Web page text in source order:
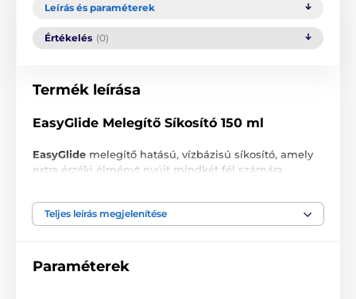
Leírás és paraméterek
Értékelés (0)
Termék leírása
EasyGlide Melegítő Síkosító 150 ml
EasyGlide melegítő hatású, vízbázisú síkosító, amely
extra érzéki élményt nyújt mindkét fél számára.
felmelegíti a bőrt, és kellemes meleg érzést biztosít.
Ez a melegítő síkosító latex óvszerrel is használható.
Vigyen fel annyi gélt a kívánt testrészre, amennyit
Összetevők:
Teljes leírás megjelenítése
Paraméterek